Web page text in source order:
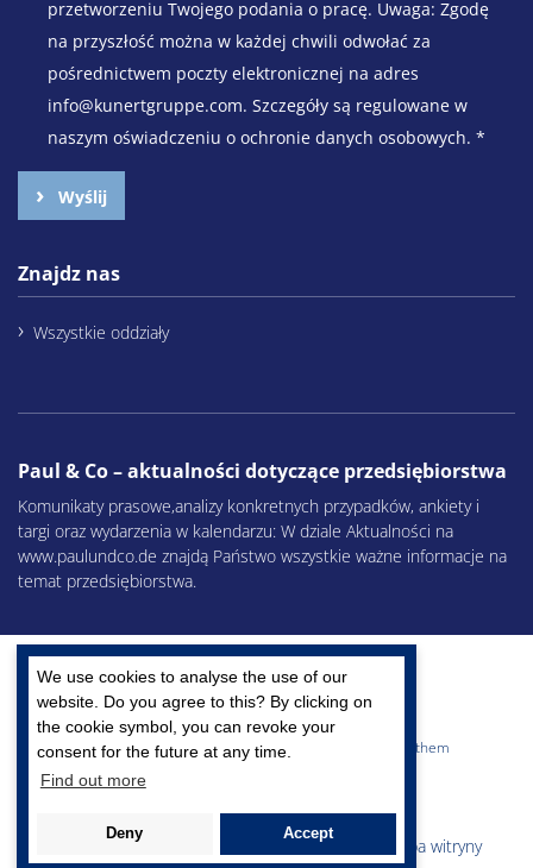
We use cookies to analyse the use of our
website. Do you agree to this? By clicking on
the cookie symbol, you can revoke your
consent for the future at any time.
Find out more
Deny Accept
przetworzeniu Twojego podania o pracę. Uwaga: Zgodę
na przyszłość można w każdej chwili odwołać za
pośrednictwem poczty elektronicznej na adres
info@kunertgruppe.com. Szczegóły są regulowane w
naszym oświadczeniu o ochronie danych osobowych. *
Wyślij
Znajdz nas
Wszystkie oddziały
Paul & Co – aktualności dotyczące przedsiębiorstwa
Komunikaty prasowe,analizy konkretnych przypadków, ankiety i
targi oraz wydarzenia w kalendarzu: W dziale Aktualności na
www.paulundco.de znajdą Państwo wszystkie ważne informacje na
temat przedsiębiorstwa.
Cores, Corrugated, Paper – We make more out of them
Copyright © 2026 Kunert Gruppe
Stopka
Polityka prywatności
OWZ Mapa witryny